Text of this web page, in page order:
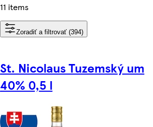
11 items
Zoradiť a filtrovať (394)
St. Nicolaus Tuzemský um
40% 0,5 l